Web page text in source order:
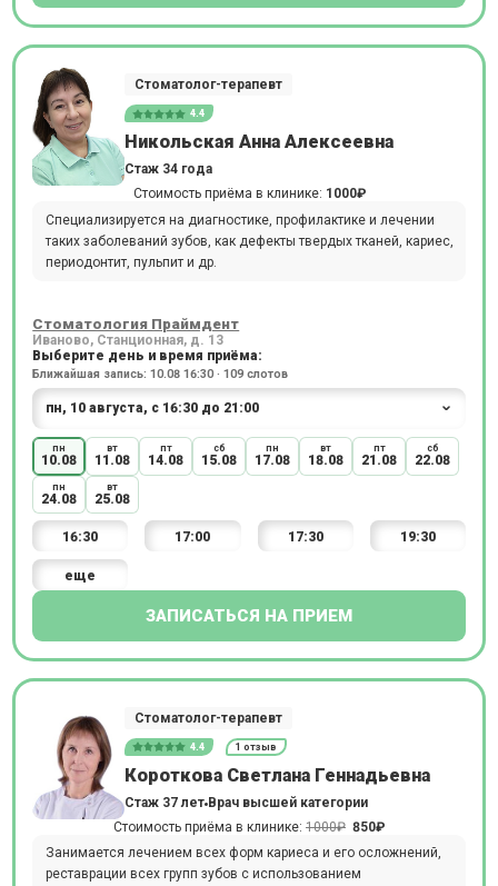
Стоматолог-терапевт
4.4
Никольская Анна Алексеевна
Стаж 34 года
Стоимость приёма в клинике: 1000₽
Специализируется на диагностике, профилактике и лечении
таких заболеваний зубов, как дефекты твердых тканей, кариес,
периодонтит, пульпит и др.
Стоматология Праймдент
Иваново, Станционная, д. 13
Выберите день и время приёма:
Ближайшая запись: 10.08 16:30 · 109 слотов
пн
10.08
вт
11.08
пт
14.08
сб
15.08
пн
17.08
вт
18.08
пт
21.08
сб
22.08
пн
24.08
вт
25.08
16:30 17:00 17:30 19:30
еще
ЗАПИСАТЬСЯ НА ПРИЕМ
Стоматолог-терапевт
4.4 1 отзыв
Короткова Светлана Геннадьевна
Стаж 37 лет Врач высшей категории
Стоимость приёма в клинике: 1000₽ 850₽
Занимается лечением всех форм кариеса и его осложнений,
реставрации всех групп зубов с использованием